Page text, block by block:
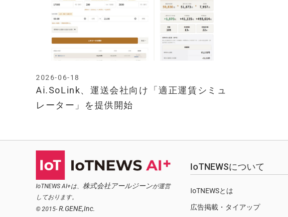
Ai.SoLink、運送会社向け「適正運賃シミュ
レーター」を提供開始
2026-06-18
IoTNEWS AI+は、 株式会社アールジーンが運営
しております。
© 2015- R.GENE,Inc.
IoTNEWSについて
IoTNEWSとは
広告掲載・タイアップ